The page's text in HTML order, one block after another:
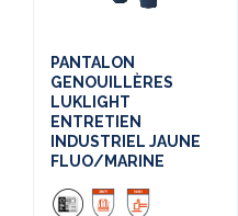
PANTALON
GENOUILLÈRES
LUKLIGHT
ENTRETIEN
INDUSTRIEL JAUNE
FLUO/MARINE